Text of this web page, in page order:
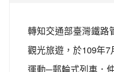
轉知交通部臺灣鐵路
觀光旅遊，於109年
運動─郵輪式列車．